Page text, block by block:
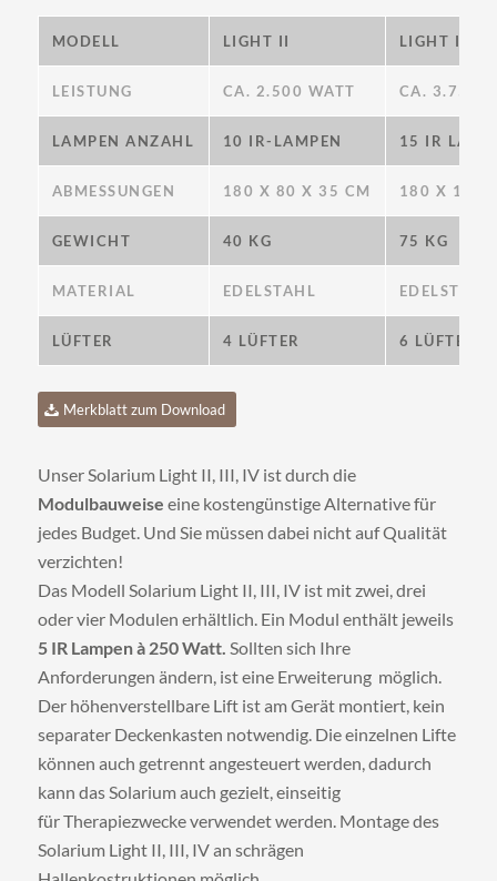
MODELL LIGHT II LIGHT III
LEISTUNG CA. 2.500 WATT CA. 3.750
LAMPEN ANZAHL 10 IR-LAMPEN 15 IR
ABMESSUNGEN 180 X 80 X 35 CM 180 X 120
GEWICHT 40 KG 75 KG
MATERIAL EDELSTAHL EDELSTAHL
LÜFTER 4 LÜFTER 6 LÜFTER
Merkblatt zum Download
Unser Solarium Light II, III, IV ist durch die
Modulbauweise eine kostengünstige Alternative für
jedes Budget. Und Sie müssen dabei nicht auf Qualität
verzichten!
Das Modell Solarium Light II, III, IV ist mit zwei, drei
oder vier Modulen erhältlich. Ein Modul enthält jeweils
5 IR Lampen à 250 Watt. Sollten sich Ihre
Anforderungen ändern, ist eine Erweiterung möglich.
Der höhenverstellbare Lift ist am Gerät montiert, kein
separater Deckenkasten notwendig. Die einzelnen Lifte
können auch getrennt angesteuert werden, dadurch
kann das Solarium auch gezielt, einseitig
für Therapiezwecke verwendet werden. Montage des
Solarium Light II, III, IV an schrägen